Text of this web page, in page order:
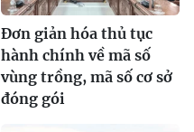
Đơn giản hóa thủ tục
hành chính về mã số
vùng trồng, mã số cơ sở
đóng gói